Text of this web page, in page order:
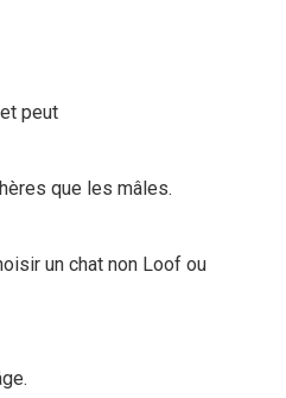
peut
que les mâles.
un chat non Loof ou